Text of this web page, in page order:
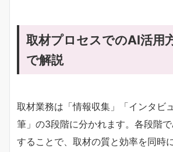
取材プロセスでのAI活用
で解説
取材業務は「情報収集」「インタビ
筆」の3段階に分かれます。各段階
することで、取材の質と効率を同時